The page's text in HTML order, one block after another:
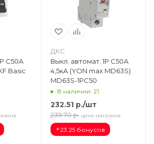
С50А
Basic
ДКС
Выкл. автомат. 1Р С50А
4,5кА (YON max MD63S)
MD63S-1PC50
В наличии: 21
232.51р./шт
239.70 р. цена магазина
+23.25 бонусов